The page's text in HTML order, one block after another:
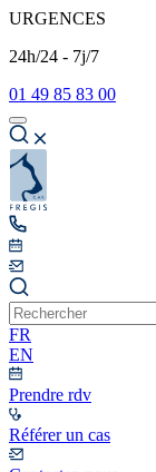
URGENCES
24h/24 - 7j/7
01 49 85 83 00
FR
EN
Prendre rdv
Référer un cas